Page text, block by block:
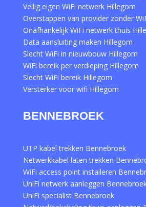
Veilig eigen WiFi netwerk Hillegom
Overstappen van provider zonder
Onafhankelijk WiFi netwerk thuis
Data aansluiting maken Hillegom
Slecht WiFi in nieuwbouw Hillegom
WiFi bereik per verdieping Hillegom
Slecht WiFi bereik Hillegom
Versterker voor wifi Hillegom
BENNEBROEK
UTP kabel trekken Bennebroek
Netwerkkabel laten trekken
WiFi access point installeren
UniFi netwerk aanleggen
UniFi specialist Bennebroek